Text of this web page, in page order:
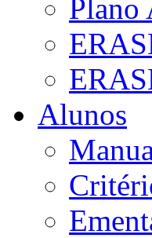
Plano
Alunos